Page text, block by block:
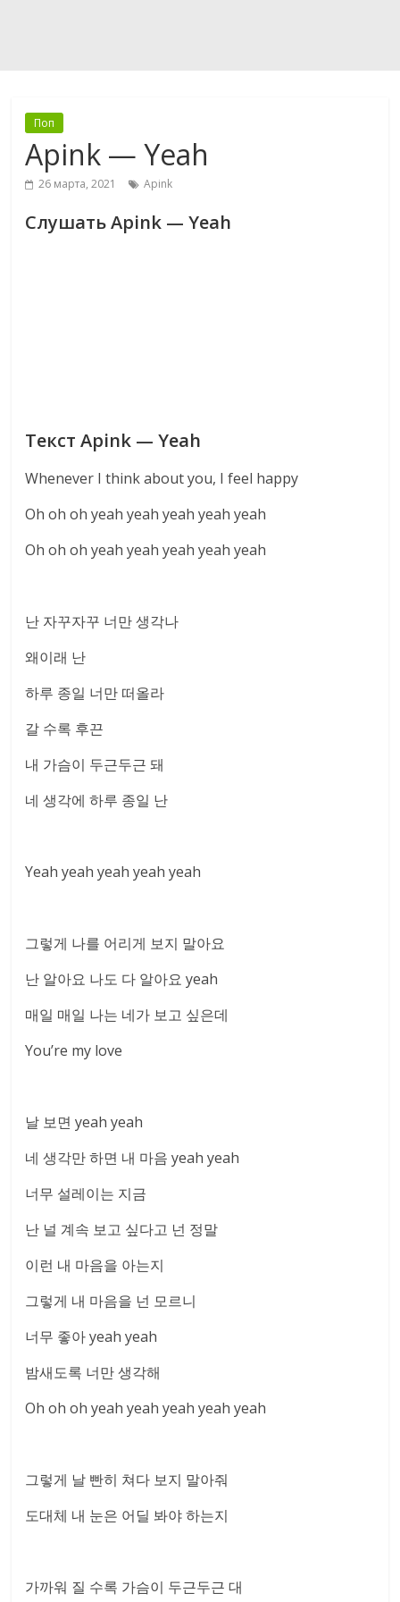
Поп
Apink — Yeah
26 марта, 2021 Apink
Слушать Apink — Yeah
Текст Apink — Yeah
Whenever I think about you, I feel happy
Oh oh oh yeah yeah yeah yeah yeah
Oh oh oh yeah yeah yeah yeah yeah
난 자꾸자꾸 너만 생각나
왜이래 난
하루 종일 너만 떠올라
갈 수록 후끈
내 가슴이 두근두근 돼
네 생각에 하루 종일 난
Yeah yeah yeah yeah yeah
그렇게 나를 어리게 보지 말아요
난 알아요 나도 다 알아요 yeah
매일 매일 나는 네가 보고 싶은데
You’re my love
날 보면 yeah yeah
네 생각만 하면 내 마음 yeah yeah
너무 설레이는 지금
난 널 계속 보고 싶다고 넌 정말
이런 내 마음을 아는지
그렇게 내 마음을 넌 모르니
너무 좋아 yeah yeah
밤새도록 너만 생각해
Oh oh oh yeah yeah yeah yeah yeah
그렇게 날 빤히 쳐다 보지 말아줘
도대체 내 눈은 어딜 봐야 하는지
가까워 질 수록 가슴이 두근두근 대